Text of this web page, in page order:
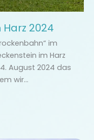
2024
im
im Harz
August 2024 das
wir…